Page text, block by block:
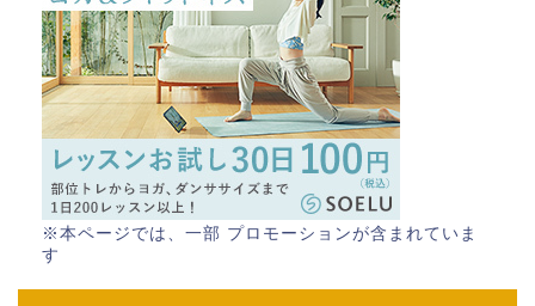
※本ページでは、一部 プロモーションが含まれていま
す